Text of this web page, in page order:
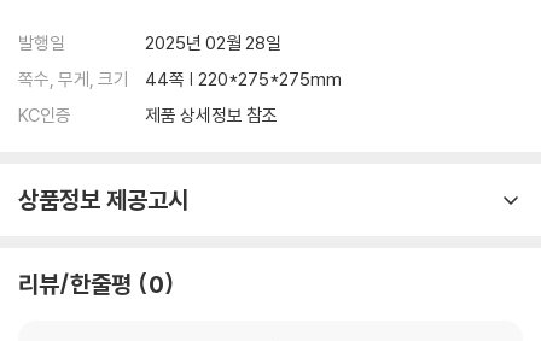
건 그런 작가의 열망이 고스란히 담겨 있는 까닭이지요.
작가 김영진은 어떠한 상상도 관찰에서 나온다고 믿습니다. 장면 하나를
완성하기 위해 수십 장에서 수백 장씩 사진을 찍는 것도 그래서이지요. 그
런 만큼 아이들도 저희를 둘러싼 현실에서 눈 돌리지 않기를 바랍니다. 정
말 힘센 상상은 현실에 단단히 발을 붙이고 있어야 나올 수 있기 때문이지
는 나로네 집에, 이번에는 나로네 동네 놀이터에 생겼던 이루리아로 가는
‘나로’부터, ‘나로’ 인해 세상이 바뀐다는 믿음
발행일
2025년 02월 28일
쪽수, 무게, 크기
44쪽 | 220*275*275mm
KC인증
제품 상세정보 참조
상품정보 제공고시
리뷰/한줄평 0